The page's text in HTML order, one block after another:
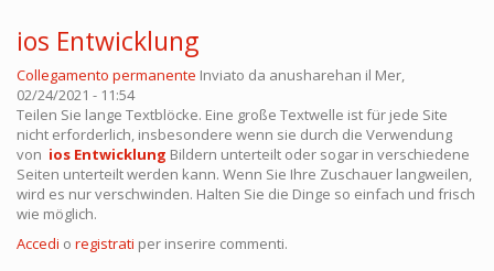
ios Entwicklung
Collegamento permanente Inviato da anusharehan il Mer,
02/24/2021 - 11:54
Teilen Sie lange Textblöcke. Eine große Textwelle ist für jede Site
nicht erforderlich, insbesondere wenn sie durch die Verwendung
von ios Entwicklung Bildern unterteilt oder sogar in verschiedene
Seiten unterteilt werden kann. Wenn Sie Ihre Zuschauer langweilen,
wird es nur verschwinden. Halten Sie die Dinge so einfach und frisch
wie möglich.
Accedi o registrati per inserire commenti.